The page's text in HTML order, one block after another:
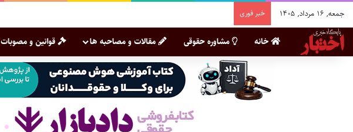
جمعه, ۱۶ مرداد, ۱۴۰۵ خبر فوری
خانه مشاوره حقوقی مقالات و مصاحبه ها قوانین و مصوبات